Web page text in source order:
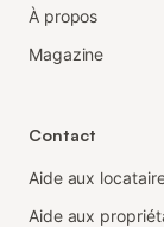
À propos
Magazine
Contact
Aide aux
Aide aux